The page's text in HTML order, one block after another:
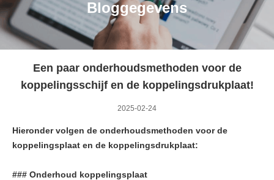
Bloggegevens
Een paar onderhoudsmethoden voor de
koppelingsschijf en de koppelingsdrukplaat!
2025-02-24
Hieronder volgen de onderhoudsmethoden voor de
koppelingsplaat en de koppelingsdrukplaat:
### Onderhoud koppelingsplaat